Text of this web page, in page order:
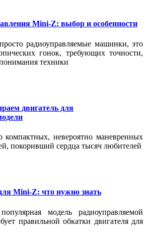
Mini-Z: выбор и особенности
радиоуправляемые машинки, это
гонок, требующих точности,
техники
двигатель для
невероятно маневренных
покоривший сердца тысяч любителей
Mini-Z: что нужно знать
модель радиоуправляемой
правильной обкатки двигателя для